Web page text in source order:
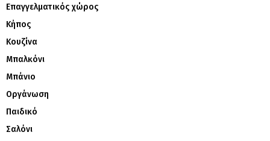
Επαγγελματικός χώρος
Κήπος
Κουζίνα
Μπαλκόνι
Μπάνιο
Οργάνωση
Παιδικό
Σαλόνι